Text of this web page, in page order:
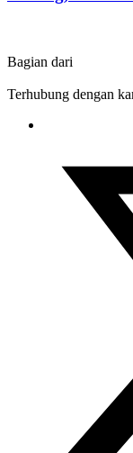
Bagian dari
Terhubung dengan